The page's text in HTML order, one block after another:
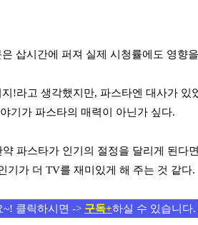
삽시간에 퍼져 실제 시청률에도 영향
!라고 생각했지만, 파스타엔 대사가 있
기가 파스타의 매력이 아닌가 싶다.
파스타가 인기의 절정을 달리게 된다
기가 더 TV를 재미있게 해 주는 것 같다.
~! 클릭하시면 -> 구독+하실 수 있습니다.